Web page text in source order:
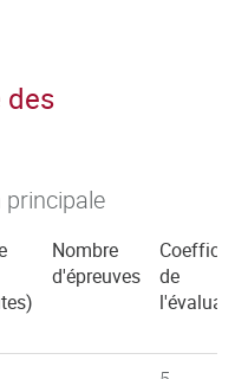
des
principale
Nombre
d'épreuves
de